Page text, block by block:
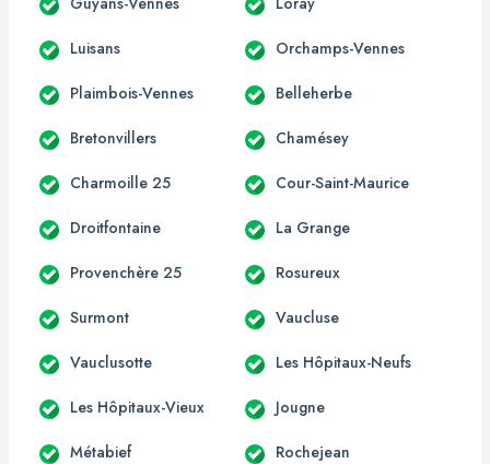
Luisans Orchamps-Vennes
Plaimbois-Vennes Belleherbe
Bretonvillers Chamésey
Charmoille 25 Cour-Saint-Maurice
Droitfontaine La Grange
Provenchère 25 Rosureux
Surmont Vaucluse
Vauclusotte Les Hôpitaux-Neufs
Les Hôpitaux-Vieux Jougne
Métabief Rochejean